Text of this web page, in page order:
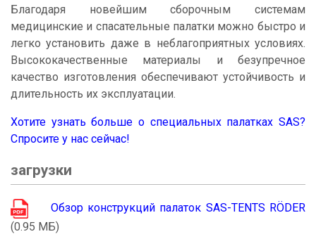
Благодаря новейшим сборочным системам
медицинские и спасательные палатки можно быстро и
легко установить даже в неблагоприятных условиях.
Высококачественные материалы и безупречное
качество изготовления обеспечивают устойчивость и
длительность их эксплуатации.
Хотите узнать больше о специальных палатках SAS?
Спросите у нас сейчас!
загрузки
Обзор конструкций палаток SAS-TENTS RÖDER
(0.95 MБ)